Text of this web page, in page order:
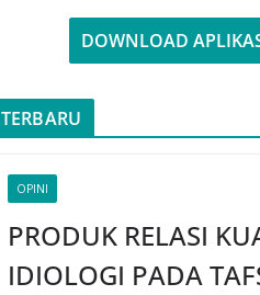
DOWNLOAD
TERBARU
OPINI
PRODUK RELASI
IDIOLOGI PADA